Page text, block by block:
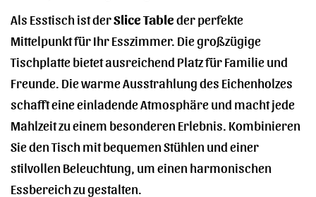
Als Esstisch ist derSlice Tableder perfekte
Mittelpunkt für Ihr Esszimmer. Die großzügige
Tischplatte bietet ausreichend Platz für Familie und
Freunde. Die warme Ausstrahlung des Eichenholzes
schafft eine einladende Atmosphäre und macht jede
Mahlzeit zu einem besonderen Erlebnis. Kombinieren
Sie den Tisch mit bequemen Stühlen und einer
stilvollen Beleuchtung, um einen harmonischen
Essbereich zu gestalten.